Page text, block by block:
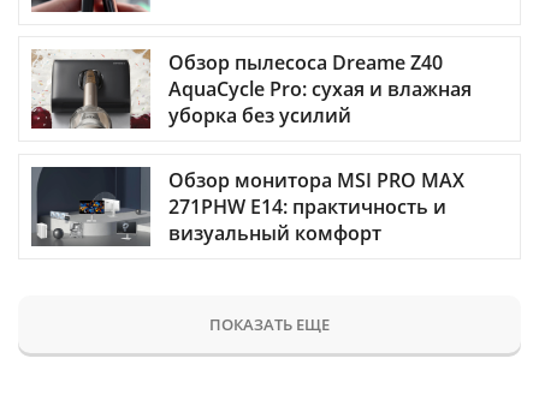
Обзор пылесоса Dreame Z40
AquaCycle Pro: сухая и влажная
уборка без усилий
Обзор монитора MSI PRO MAX
271PHW E14: практичность и
визуальный комфорт
ПОКАЗАТЬ ЕЩЕ